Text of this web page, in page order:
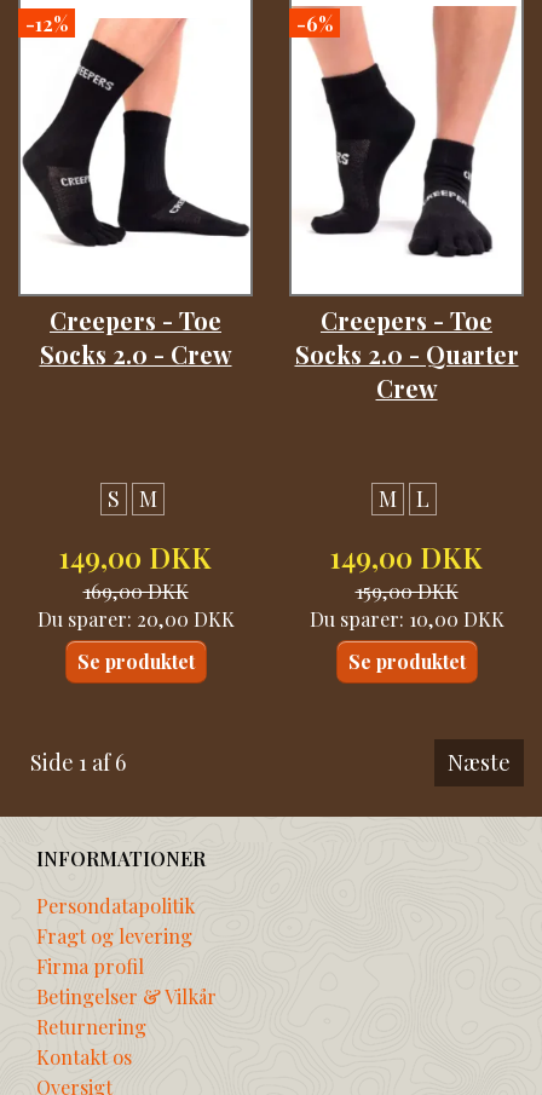
-12%
Creepers - Toe
Socks 2.0 - Crew
S M
149,00 DKK
169,00 DKK
Du sparer: 20,00 DKK
Se produktet
-6%
Creepers - Toe
Socks 2.0 - Quarter
Crew
M L
149,00 DKK
159,00 DKK
Du sparer: 10,00 DKK
Se produktet
Side 1 af 6 Næste
INFORMATIONER
Persondatapolitik
Fragt og levering
Firma profil
Betingelser & Vilkår
Returnering
Kontakt os
Oversigt